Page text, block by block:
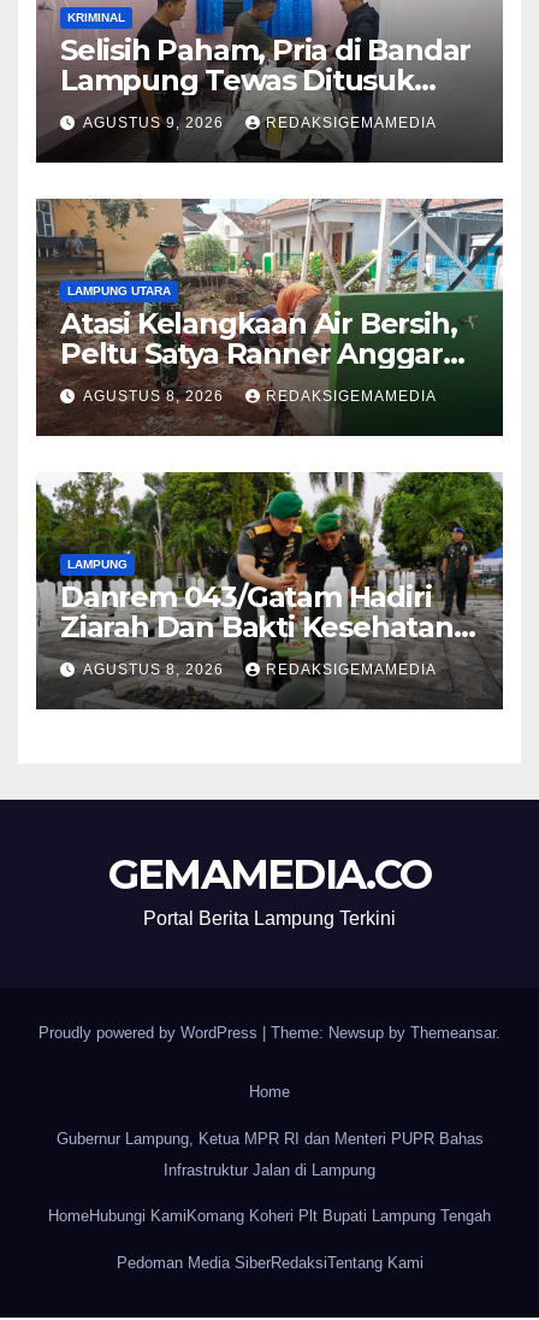
KRIMINAL
Selisih Paham, Pria di Bandar
Lampung Tewas Ditusuk
Teman
AGUSTUS 9, 2026 REDAKSIGEMAMEDIA
LAMPUNG UTARA
Atasi Kelangkaan Air Bersih,
Peltu Satya Ranner Anggara
Rampungkan Pembangunan
Sumur Bor di Tanjung Aman
AGUSTUS 8, 2026 REDAKSIGEMAMEDIA
LAMPUNG
Danrem 043/Gatam Hadiri
Ziarah Dan Bakti Kesehatan
HUT Ke-1 Kodam XXI/Radin
Inten
AGUSTUS 8, 2026 REDAKSIGEMAMEDIA
GEMAMEDIA.CO
Portal Berita Lampung Terkini
Proudly powered by WordPress Theme: Newsup by Themeansar.
Home
Gubernur Lampung, Ketua MPR RI dan Menteri PUPR Bahas
Infrastruktur Jalan di Lampung
HomeHubungi Kami Komang Koheri Plt Bupati Lampung Tengah
Pedoman Media SiberRedaksiTentang Kami